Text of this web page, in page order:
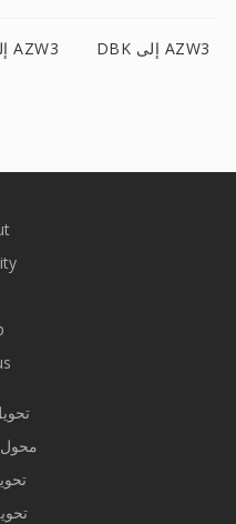
DOCM إلى AZW3 DBK إلى AZW3
محول